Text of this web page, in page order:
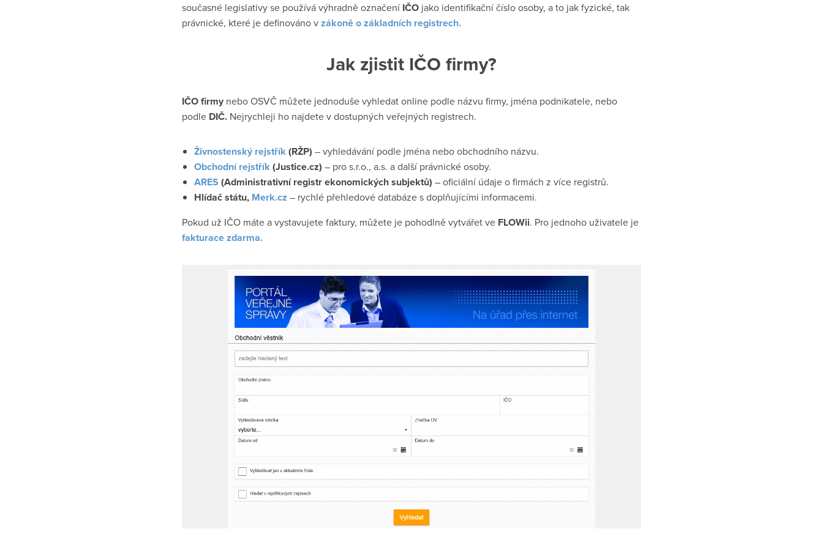
současné legislativy se používá výhradně označeníIČO jako identifikační číslo osoby, a to jak fyzické, tak
právnické, které je definováno vzákoně o základních registrech.
​​Jak zjistit IČO firmy?
IČO firmy nebo OSVČ můžete jednoduše vyhledat online podle názvu firmy, jména podnikatele, nebo
podle DIČ. Nejrychleji ho najdete v dostupných veřejných registrech.
Živnostenský rejstřík(RŽP) – vyhledávání podle jména nebo obchodního názvu.
Obchodní rejstřík(Justice.cz) – pro s.r.o., a.s. a další právnické osoby.
ARES (Administrativní registr ekonomických subjektů) – oficiální údaje o firmách z více registrů.
Hlídač státu, Merk.cz – rychlé přehledové databáze s doplňujícími informacemi.
Pokud už IČO máte a vystavujete faktury, můžete je pohodlně vytvářet ve FLOWii. Pro jednoho uživatele je
fakturace zdarma.